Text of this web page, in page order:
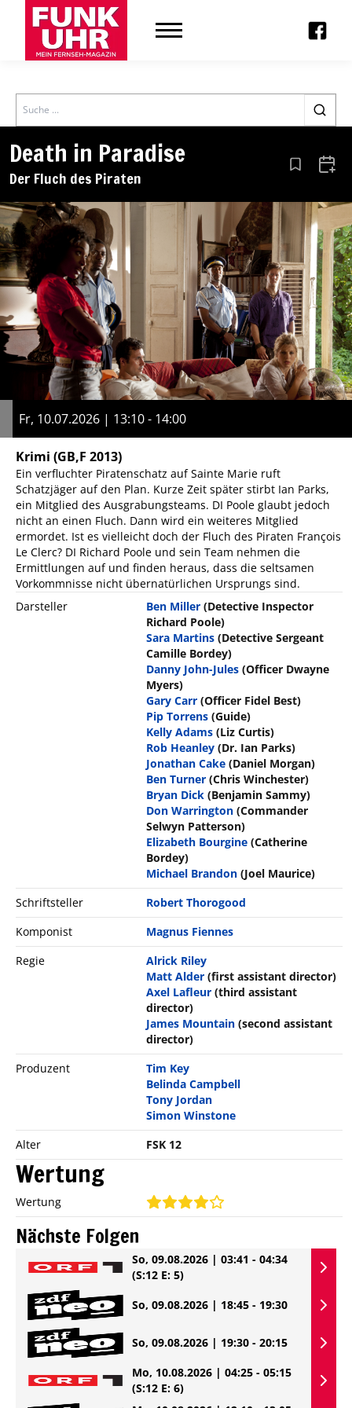
Search
Death in Paradise
Der Fluch des Piraten Aus den
Fr, 10.07.2026 | 13:10 - 14:00
Krimi (GB,F 2013)
Ein verfluchter Piratenschatz auf Sainte Marie ruft
Schatzjäger auf den Plan. Kurze Zeit später stirbt Ian Parks,
ein Mitglied des Ausgrabungsteams. DI Poole glaubt jedoch
nicht an einen Fluch. Dann wird ein weiteres Mitglied
ermordet. Ist es vielleicht doch der Fluch des Piraten François
Le Clerc? DI Richard Poole und sein Team nehmen die
Ermittlungen auf und finden heraus, dass die seltsamen
Vorkommnisse nicht übernatürlichen Ursprungs sind.
Darsteller
Ben Miller (Detective Inspector
Richard Poole)
Sara Martins (Detective Sergeant
Camille Bordey)
Danny John-Jules (Officer Dwayne
Myers)
Gary Carr (Officer Fidel Best)
Pip Torrens (Guide)
Kelly Adams (Liz Curtis)
Rob Heanley (Dr. Ian Parks)
Jonathan Cake (Daniel Morgan)
Ben Turner (Chris Winchester)
Bryan Dick (Benjamin Sammy)
Don Warrington (Commander
Selwyn Patterson)
Elizabeth Bourgine (Catherine
Bordey)
Michael Brandon (Joel Maurice)
Schriftsteller
Robert Thorogood
Komponist
Magnus Fiennes
Regie
Alrick Riley
Matt Alder (first assistant director)
Axel Lafleur (third assistant
director)
James Mountain (second assistant
director)
Produzent
Tim Key
Belinda Campbell
Tony Jordan
Simon Winstone
Alter
FSK 12
Wertung
Wertung
Nächste Folgen
So, 09.08.2026 | 03:41 - 04:34
(S:12 E: 5)
So, 09.08.2026 | 18:45 - 19:30
So, 09.08.2026 | 19:30 - 20:15
Mo, 10.08.2026 | 04:25 - 05:15
(S:12 E: 6)